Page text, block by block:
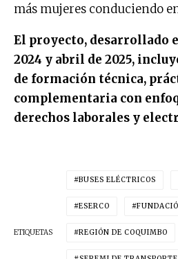
más mujeres conduciendo
El proyecto, desarrollado
2024 y abril de 2025,
de formación técnica,
complementaria con
derechos laborales y
ETIQUETAS
BUSES ELÉCTRICOS
ESERCO
REGIÓN DE COQUIMBO